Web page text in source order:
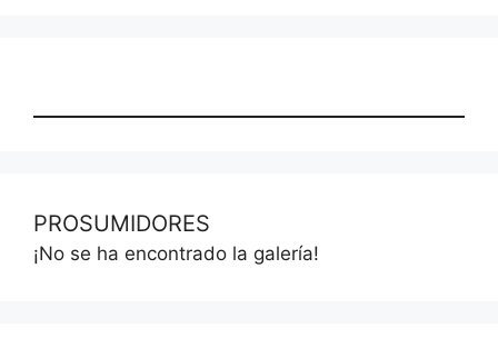
PROSUMIDORES
¡No se ha encontrado la galería!